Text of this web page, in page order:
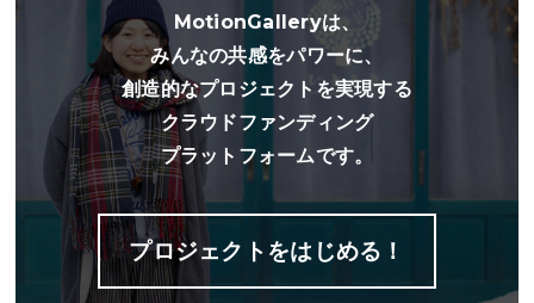
MotionGalleryは、
みんなの共感をパワーに、
創造的なプロジェクトを実現する
クラウドファンディング
プラットフォームです。
プロジェクトをはじめる！